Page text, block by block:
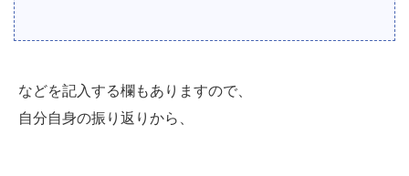
などを記入する欄もありますので、
自分自身の振り返りから、